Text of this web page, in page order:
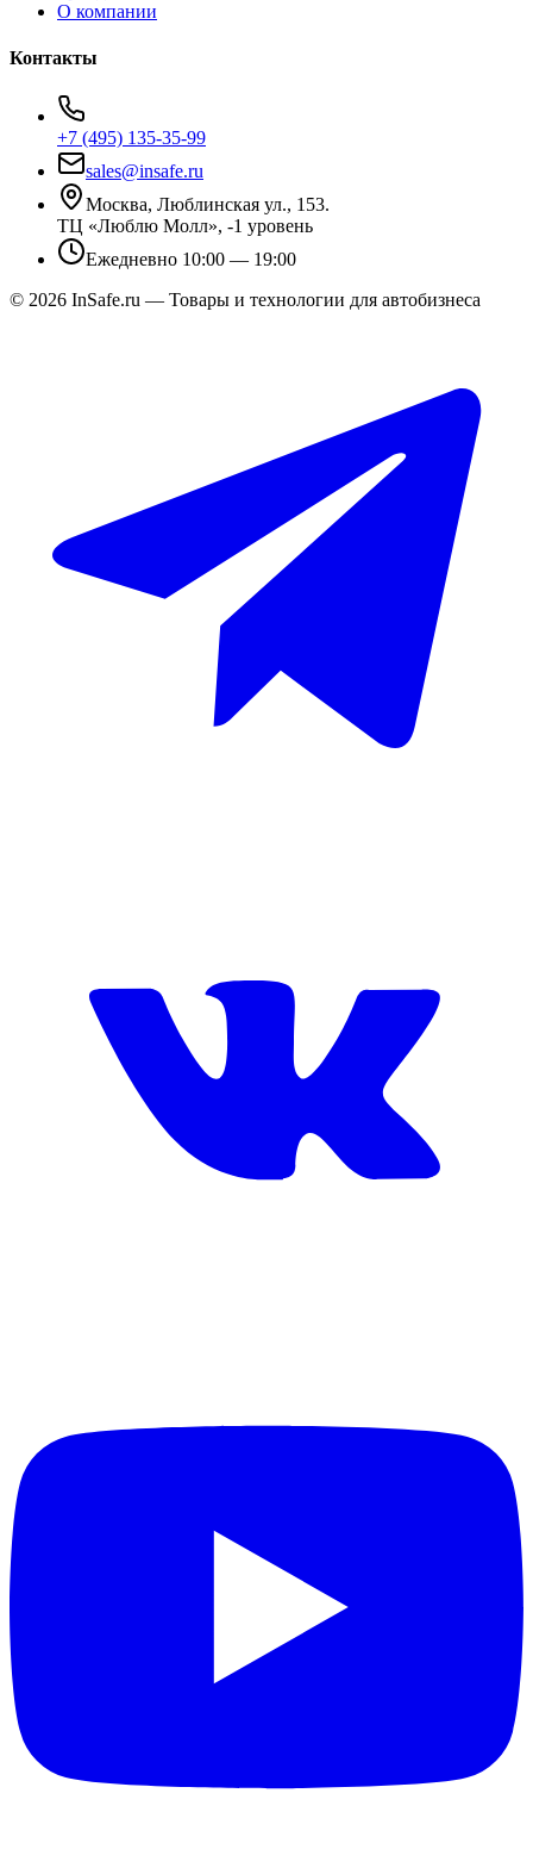
О компании
Контакты
+7 (495) 135-35-99
sales@insafe.ru
Москва, Люблинская ул., 153.
ТЦ «Люблю Молл», -1 уровень
Ежедневно 10:00 — 19:00
© 2026 InSafe.ru — Товары и технологии для автобизнеса